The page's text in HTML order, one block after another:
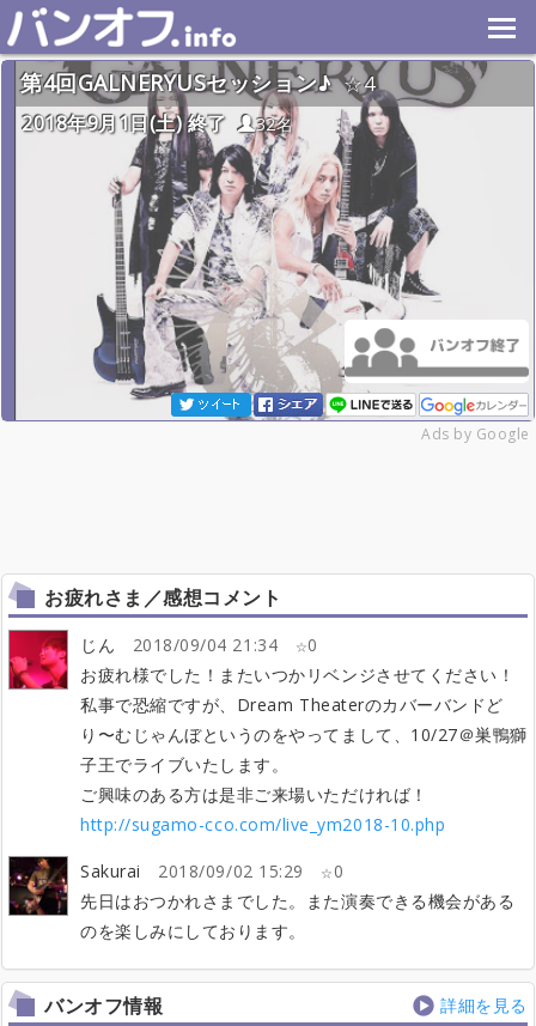
第4回GALNERYUSセッション♪
4
2018年9月1日(土) 終了
32名
Ads by Google
お疲れさま／感想コメント
じん 2018/09/04 21:34
0
お疲れ様でした！またいつかリベンジさせてください！
私事で恐縮ですが、Dream Theaterのカバーバンドど
り〜むじゃんぼというのをやってまして、10/27＠巣鴨獅
子王でライブいたします。
ご興味のある方は是非ご来場いただければ！
http://sugamo-cco.com/live_ym2018-10.php
Sakurai 2018/09/02 15:29
0
先日はおつかれさまでした。また演奏できる機会がある
のを楽しみにしております。
バンオフ情報 詳細を見る